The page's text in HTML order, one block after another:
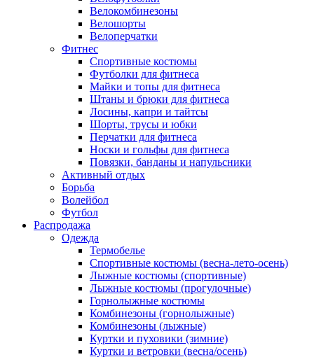
Велокомбинезоны
Велошорты
Велоперчатки
Фитнес
Спортивные костюмы
Футболки для фитнеса
Майки и топы для фитнеса
Штаны и брюки для фитнеса
Лосины, капри и тайтсы
Шорты, трусы и юбки
Перчатки для фитнеса
Носки и гольфы для фитнеса
Повязки, банданы и напульсники
Активный отдых
Борьба
Волейбол
Футбол
Распродажа
Одежда
Термобелье
Спортивные костюмы (весна-лето-осень)
Лыжные костюмы (спортивные)
Лыжные костюмы (прогулочные)
Горнолыжные костюмы
Комбинезоны (горнолыжные)
Комбинезоны (лыжные)
Куртки и пуховики (зимние)
Куртки и ветровки (весна/осень)